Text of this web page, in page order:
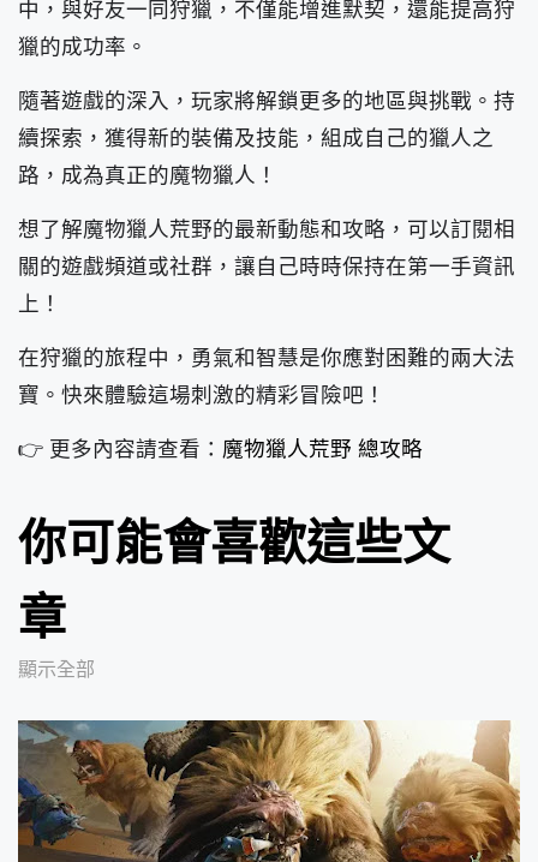
中，與好友一同狩獵，不僅能增進默契，還能提高狩
獵的成功率。
隨著遊戲的深入，玩家將解鎖更多的地區與挑戰。持
續探索，獲得新的裝備及技能，組成自己的獵人之
路，成為真正的魔物獵人！
想了解魔物獵人荒野的最新動態和攻略，可以訂閱相
關的遊戲頻道或社群，讓自己時時保持在第一手資訊
上！
在狩獵的旅程中，勇氣和智慧是你應對困難的兩大法
寶。快來體驗這場刺激的精彩冒險吧！
👉 更多內容請查看： 魔物獵人荒野 總攻略
你可能會喜歡這些文
章
顯示全部